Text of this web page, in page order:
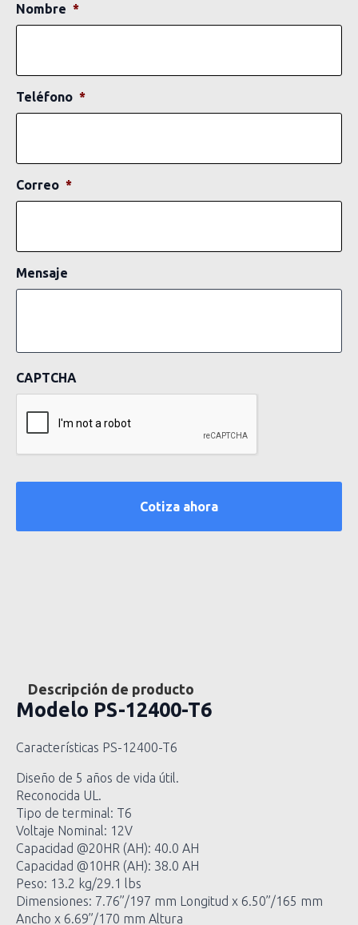
Nombre *
Teléfono *
Correo *
Mensaje
CAPTCHA
Descripción de producto
Modelo PS-12400-T6
Características PS-12400-T6
Diseño de 5 años de vida útil.
Reconocida UL.
Tipo de terminal: T6
Voltaje Nominal: 12V
Capacidad @20HR (AH): 40.0 AH
Capacidad @10HR (AH): 38.0 AH
Peso: 13.2 kg/29.1 lbs
Dimensiones: 7.76”/197 mm Longitud x 6.50”/165 mm
Ancho x 6.69”/170 mm Altura